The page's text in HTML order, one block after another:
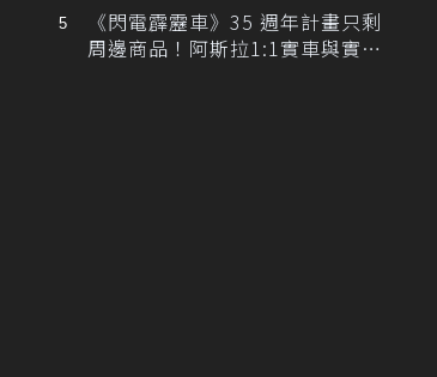
《閃電霹靂車》35 週年計畫只剩
周邊商品！阿斯拉1:1實車與實體